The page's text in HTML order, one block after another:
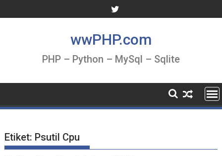
to
wwPHP.com
PHP – Python – MySql – Sqlite
Etiket: Psutil Cpu